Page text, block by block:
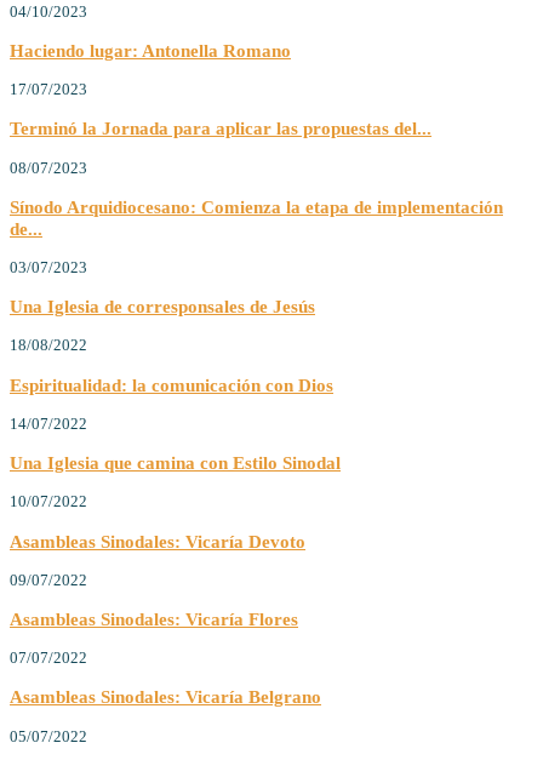
04/10/2023
Haciendo lugar: Antonella Romano
17/07/2023
Terminó la Jornada para aplicar las propuestas del...
08/07/2023
Sínodo Arquidiocesano: Comienza la etapa de implementación
de...
03/07/2023
Una Iglesia de corresponsales de Jesús
18/08/2022
Espiritualidad: la comunicación con Dios
14/07/2022
Una Iglesia que camina con Estilo Sinodal
10/07/2022
Asambleas Sinodales: Vicaría Devoto
09/07/2022
Asambleas Sinodales: Vicaría Flores
07/07/2022
Asambleas Sinodales: Vicaría Belgrano
05/07/2022